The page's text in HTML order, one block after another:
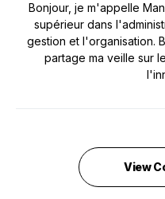
Bonjour, je m'appelle
supérieur dans
gestion et l'organisation.
partage ma veille sur
View